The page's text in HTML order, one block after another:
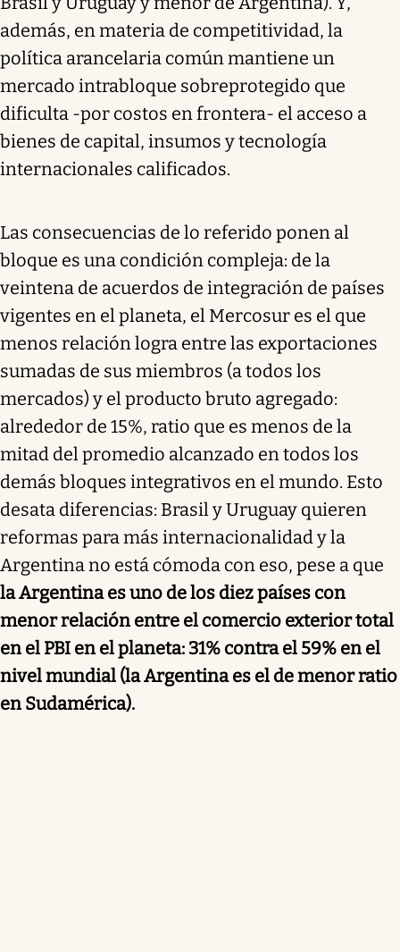
además, en materia de competitividad, la
política arancelaria común mantiene un
mercado intrabloque sobreprotegido que
dificulta -por costos en frontera- el acceso a
bienes de capital, insumos y tecnología
internacionales calificados.
Las consecuencias de lo referido ponen al
bloque es una condición compleja: de la
veintena de acuerdos de integración de países
vigentes en el planeta, el Mercosur es el que
menos relación logra entre las exportaciones
sumadas de sus miembros (a todos los
mercados) y el producto bruto agregado:
alrededor de 15%, ratio que es menos de la
mitad del promedio alcanzado en todos los
demás bloques integrativos en el mundo. Esto
desata diferencias: Brasil y Uruguay quieren
reformas para más internacionalidad y la
Argentina no está cómoda con eso, pese a que
la Argentina es uno de los diez países con
menor relación entre el comercio exterior total
en el PBI en el planeta: 31% contra el 59% en el
nivel mundial (la Argentina es el de menor ratio
en Sudamérica).